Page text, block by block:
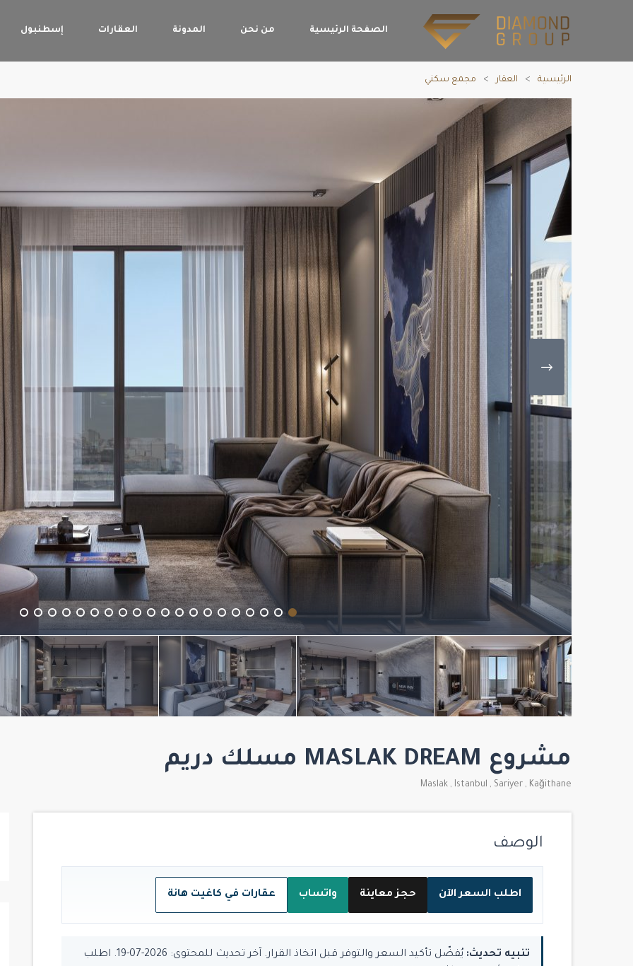
الصفحة الرئيسية من نحن المدونة العقارات إسطنبول
الرئيسية العقار مجمع سكني
مشروع MASLAK DREAM مسلك دريم
Maslak , Istanbul , Sariyer , Kağithane
الوصف
اطلب السعر الآن حجز معاينة واتساب عقارات في كاغيت هانة
تنبيه تحديث:
يُفضّل تأكيد السعر والتوفر قبل اتخاذ القرار. آخر تحديث للمحتوى: 2026-07-19. اطلب